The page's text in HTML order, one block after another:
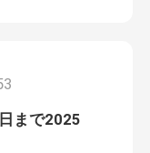
まで2025